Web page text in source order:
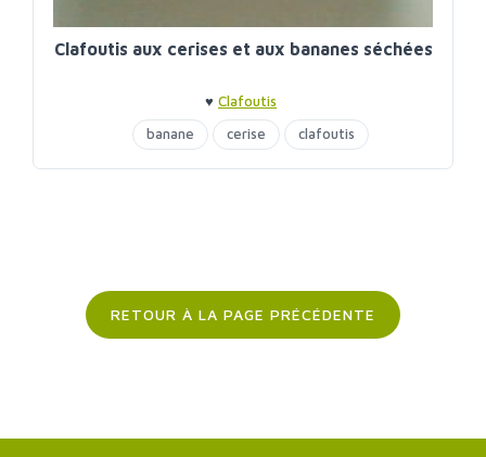
Clafoutis aux cerises et aux bananes séchées
♥ Clafoutis
banane
cerise clafoutis
RETOUR À LA PAGE PRÉCÉDENTE